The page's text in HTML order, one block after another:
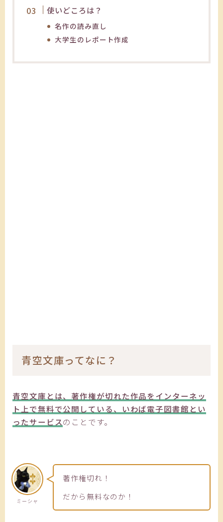
使いどころは？
名作の読み直し
大学生のレポート作成
青空文庫ってなに？
青空文庫とは、著作権が切れた作品をインターネッ
ト上で無料で公開している、いわば電子図書館とい
ったサービスのことです。
ミーシャ
著作権切れ！
だから無料なのか！